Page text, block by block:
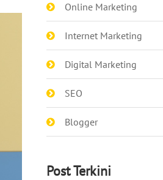
Online Marketing
Internet Marketing
Digital Marketing
SEO
Blogger
Post Terkini